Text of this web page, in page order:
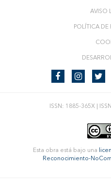
AVISO
POLÍTICA DE
ISSN: 1885-365X |
Esta obra está bajo una
Reconocimiento-